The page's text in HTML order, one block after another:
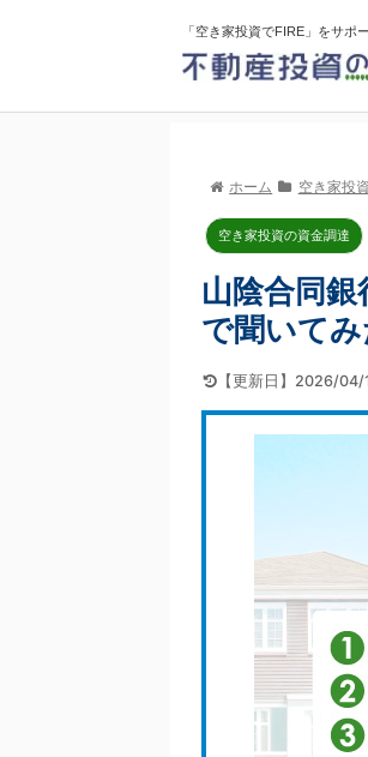
「空き家投資でFIRE」をサポ
ホーム 空き家投
空き家投資の資金調達
山陰合同
で聞いてみ
【更新日】2026/04/